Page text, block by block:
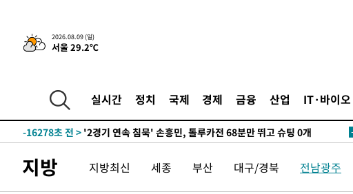
2026.08.09 (일)
서울 29.2℃
실시간 정치 국제 경제 금융 산업 IT·바이오
46.35%
-31154초 전 >[속보]與 당대표 경선, 강원 권리당원 투표 김민석 승리…50.30%
득표
-29072초 전 >"일본축구협회, 대한축구협회 성 접대 의혹 심판 조사"
-17079초 전 >
"얼마나 더웠으면"…안동 물길공원서 헤엄친 구렁이 '소동'
-17006초 전 >
-16278초 전 > '2경기 연속 침묵' 손흥민, 톨루카전 68분만 뛰고 슈팅 0개
-1912초 전 >
'여긴 20도, 저긴 50도'…열화상 카메라로 본 폭염 저감시설 '온도
-1383초 전 >콜롬비아 신임 우파 대통령 취임 하루만에 차량폭탄 폭발 사건
지방 지방최신 세종 부산 대구/경북 전남광주